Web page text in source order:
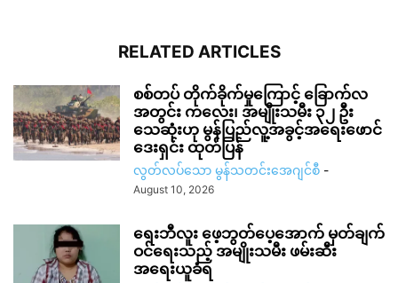
RELATED ARTICLES
စစ်တပ် တိုက်ခိုက်မှုကြောင့် ခြောက်လ
အတွင်း ကလေး၊ အမျိုးသမီး ၃၂ ဦး
သေဆုံးဟု မွန်ပြည်လူ့အခွင့်အရေးဖောင်
ဒေးရှင်း ထုတ်ပြန်
လွတ်လပ်သော မွန်သတင်းအေဂျင်စီ -
August 10, 2026
ရေးဘီလူး ဖေ့ဘွတ်ပေ့အောက် မှတ်ချက်
ဝင်ရေးသည့် အမျိုးသမီး ဖမ်းဆီး
အရေးယူခံရ